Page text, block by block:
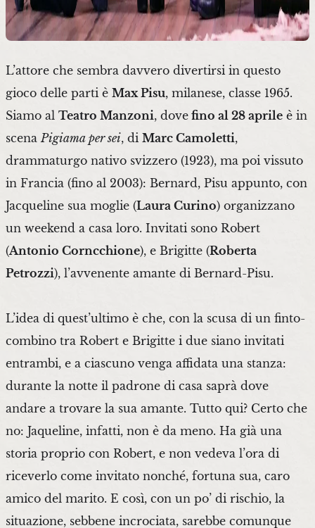
L’attore che sembra davvero divertirsi in questo
gioco delle parti è Max Pisu, milanese, classe 1965.
Siamo al Teatro Manzoni, dove fino al 28 aprile è in
scena Pigiama per sei, di Marc Camoletti,
drammaturgo nativo svizzero (1923), ma poi vissuto
in Francia (fino al 2003): Bernard, Pisu appunto, con
Jacqueline sua moglie (Laura Curino) organizzano
un weekend a casa loro. Invitati sono Robert
(Antonio Corncchione), e Brigitte (Roberta
Petrozzi), l’avvenente amante di Bernard-Pisu.
L’idea di quest’ultimo è che, con la scusa di un finto-
combino tra Robert e Brigitte i due siano invitati
entrambi, e a ciascuno venga affidata una stanza:
durante la notte il padrone di casa saprà dove
andare a trovare la sua amante. Tutto qui? Certo che
no: Jaqueline, infatti, non è da meno. Ha già una
storia proprio con Robert, e non vedeva l’ora di
riceverlo come invitato nonché, fortuna sua, caro
amico del marito. E così, con un po’ di rischio, la
situazione, sebbene incrociata, sarebbe comunque